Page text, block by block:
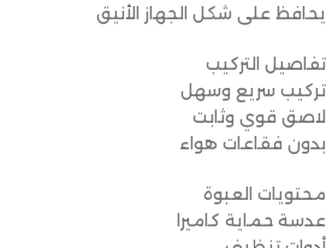
يحافظ على شكل الجهاز الأنيق
تفاصيل التركيب
تركيب سريع وسهل
لاصق قوي وثابت
بدون فقاعات هواء
محتويات العبوة
عدسة حماية كاميرا